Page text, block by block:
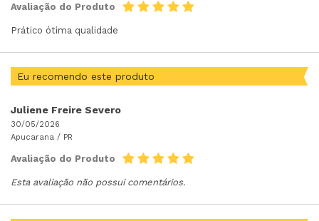
Avaliação do Produto
Prático ótima qualidade
Eu recomendo este produto
Juliene Freire Severo
30/05/2026
Apucarana / PR
Avaliação do Produto
Esta avaliação não possui comentários.